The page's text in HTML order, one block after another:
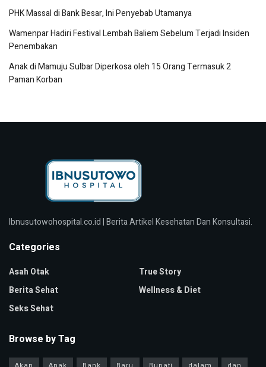
PHK Massal di Bank Besar, Ini Penyebab Utamanya
Wamenpar Hadiri Festival Lembah Baliem Sebelum Terjadi Insiden
Penembakan
Anak di Mamuju Sulbar Diperkosa oleh 15 Orang Termasuk 2
Paman Korban
Ibnusutowohospital.co.id | Berita Artikel Kesehatan Dan Konsultasi.
Categories
Asah Otak
Berita Sehat
Seks Sehat
True Story
Wellness & Diet
Browse by Tag